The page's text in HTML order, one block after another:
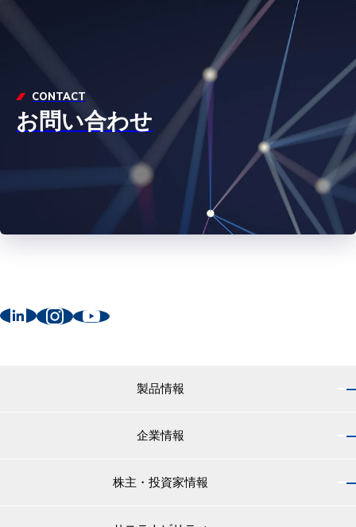
CONTACT
お問い合わせ
製品情報
小型船舶・漁船用塗料・漁網用防汚剤
企業情報
株主・投資家情報